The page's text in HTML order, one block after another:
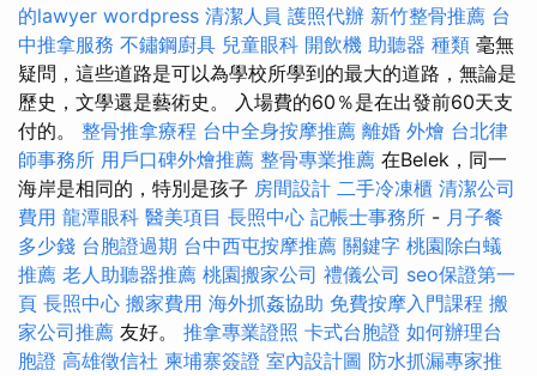
的lawyer wordpress 清潔人員 護照代辦 新竹整骨推薦 台
中推拿服務 不鏽鋼廚具 兒童眼科 開飲機 助聽器 種類 毫無
疑問，這些道路是可以為學校所學到的最大的道路，無論是
歷史，文學還是藝術史。 入場費的60％是在出發前60天支
付的。 整骨推拿療程 台中全身按摩推薦 離婚 外燴 台北律
師事務所 用戶口碑外燴推薦 整骨專業推薦 在Belek，同一
海岸是相同的，特別是孩子 房間設計 二手冷凍櫃 清潔公司
費用 龍潭眼科 醫美項目 長照中心 記帳士事務所 - 月子餐
多少錢 台胞證過期 台中西屯按摩推薦 關鍵字 桃園除白蟻
推薦 老人助聽器推薦 桃園搬家公司 禮儀公司 seo保證第一
頁 長照中心 搬家費用 海外抓姦協助 免費按摩入門課程 搬
家公司推薦 友好。 推拿專業證照 卡式台胞證 如何辦理台
胞證 高雄徵信社 柬埔寨簽證 室內設計圖 防水抓漏專家推